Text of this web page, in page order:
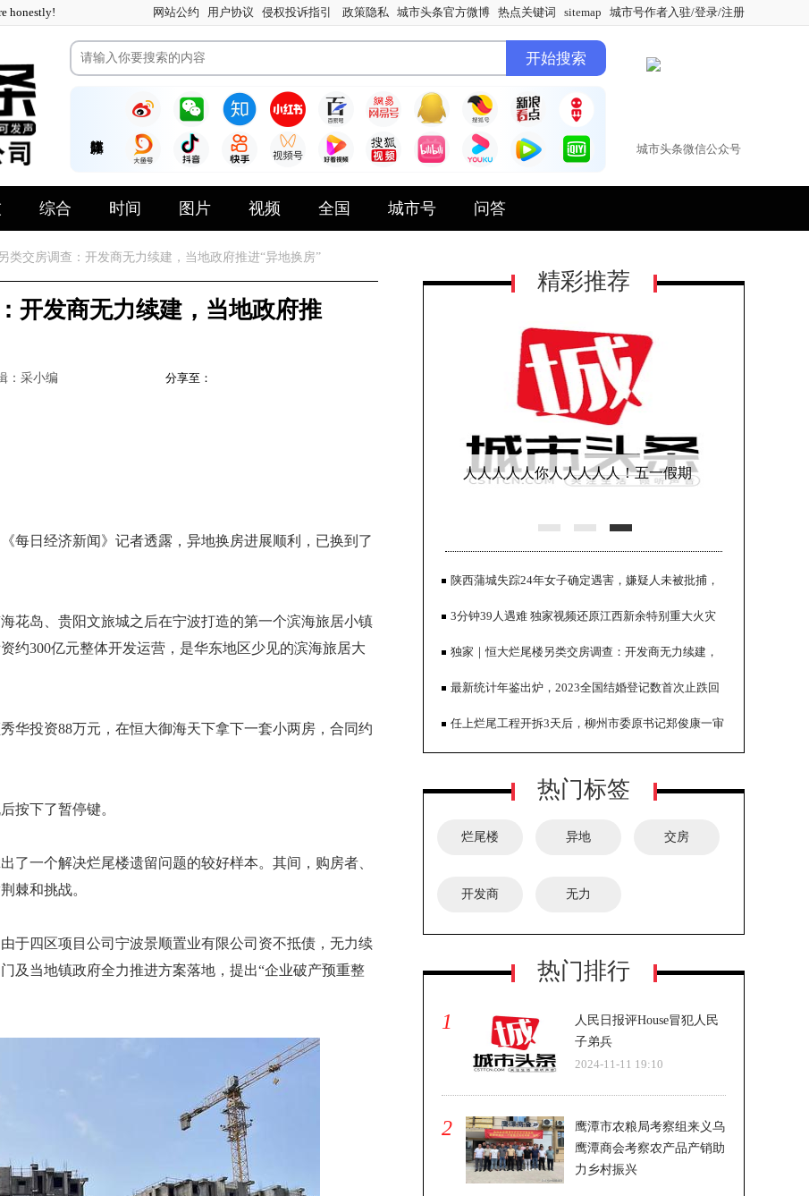
honestly! 网站公约 用户协议 侵权投诉指引 政策隐私 城市头条官方微博 热点关键词 sitemap 城市号作者入驻/登录/注册
城市头条微信公众号
综合 时间 图片 视频 全国 城市号 问答
类交房调查：开发商无力续建，当地政府推进“异地换房”
开发商无力续建，当地政府推
：采小编 分享至：
每日经济新闻》记者透露，异地换房进展顺利，已换到了
花岛、贵阳文旅城之后在宁波打造的第一个滨海旅居小镇
约300亿元整体开发运营，是华东地区少见的滨海旅居大
华投资88万元，在恒大御海天下拿下一套小两房，合同约
按下了暂停键。
了一个解决烂尾楼遗留问题的较好样本。其间，购房者、
棘和挑战。
于四区项目公司宁波景顺置业有限公司资不抵债，无力续
及当地镇政府全力推进方案落地，提出“企业破产预重整
精彩推荐
人人人人人你人人人人人！五一假期
员会揭牌仪式在沪隆重举行
陕西蒲城失踪24年女子确定遇害，嫌疑人未被批捕，
家属发声
3分钟39人遇难 独家视频还原江西新余特别重大火灾
事故经过
独家｜恒大烂尾楼另类交房调查：开发商无力续建，
当地政府推进“异地换房”
最新统计年鉴出炉，2023全国结婚登记数首次止跌回
升任上烂尾工程开拆3天后，柳州市委原书记郑俊康一审
获刑16年半
热门标签
烂尾楼 异地 交房
开发商 无力
热门排行
1
人民日报评House冒犯人民
子弟兵
2024-11-11 19:10
2
鹰潭市农粮局考察组来义乌
鹰潭商会考察农产品产销助
力乡村振兴